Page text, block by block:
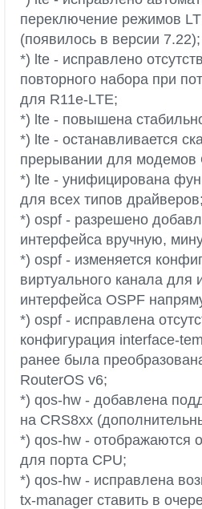
переключение режимов
(появилось в версии 7.22);
*) lte - исправлено
повторного набора при
для R11e-LTE;
*) lte - повышена
*) lte - останавливается
прерывании для модемов
*) lte - унифицирована
для всех типов драйверов;
*) ospf - разрешено
интерфейса вручную,
*) ospf - изменяется
виртуального канала для
интерфейса OSPF
*) ospf - исправлена
конфигурация interface-
ранее была
RouterOS v6;
*) qos-hw - добавлена
на CRS8xx
*) qos-hw - отображаются
для порта CPU;
*) qos-hw - исправлена
tx-manager ставить в